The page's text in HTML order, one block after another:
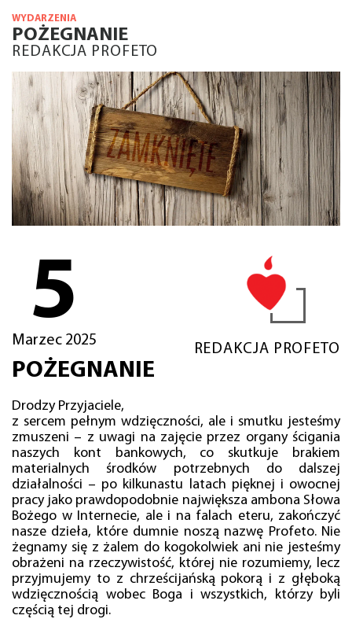
WYDARZENIA
POŻEGNANIE
REDAKCJA PROFETO
5
Marzec 2025
REDAKCJA PROFETO
POŻEGNANIE
Drodzy Przyjaciele,
z sercem pełnym wdzięczności, ale i smutku jesteśmy
zmuszeni – z uwagi na zajęcie przez organy ścigania
naszych kont bankowych, co skutkuje brakiem
materialnych środków potrzebnych do dalszej
działalności – po kilkunastu latach pięknej i owocnej
pracy jako prawdopodobnie największa ambona Słowa
Bożego w Internecie, ale i na falach eteru, zakończyć
nasze dzieła, które dumnie noszą nazwę Profeto. Nie
żegnamy się z żalem do kogokolwiek ani nie jesteśmy
obrażeni na rzeczywistość, której nie rozumiemy, lecz
przyjmujemy to z chrześcijańską pokorą i z głęboką
wdzięcznością wobec Boga i wszystkich, którzy byli
częścią tej drogi.